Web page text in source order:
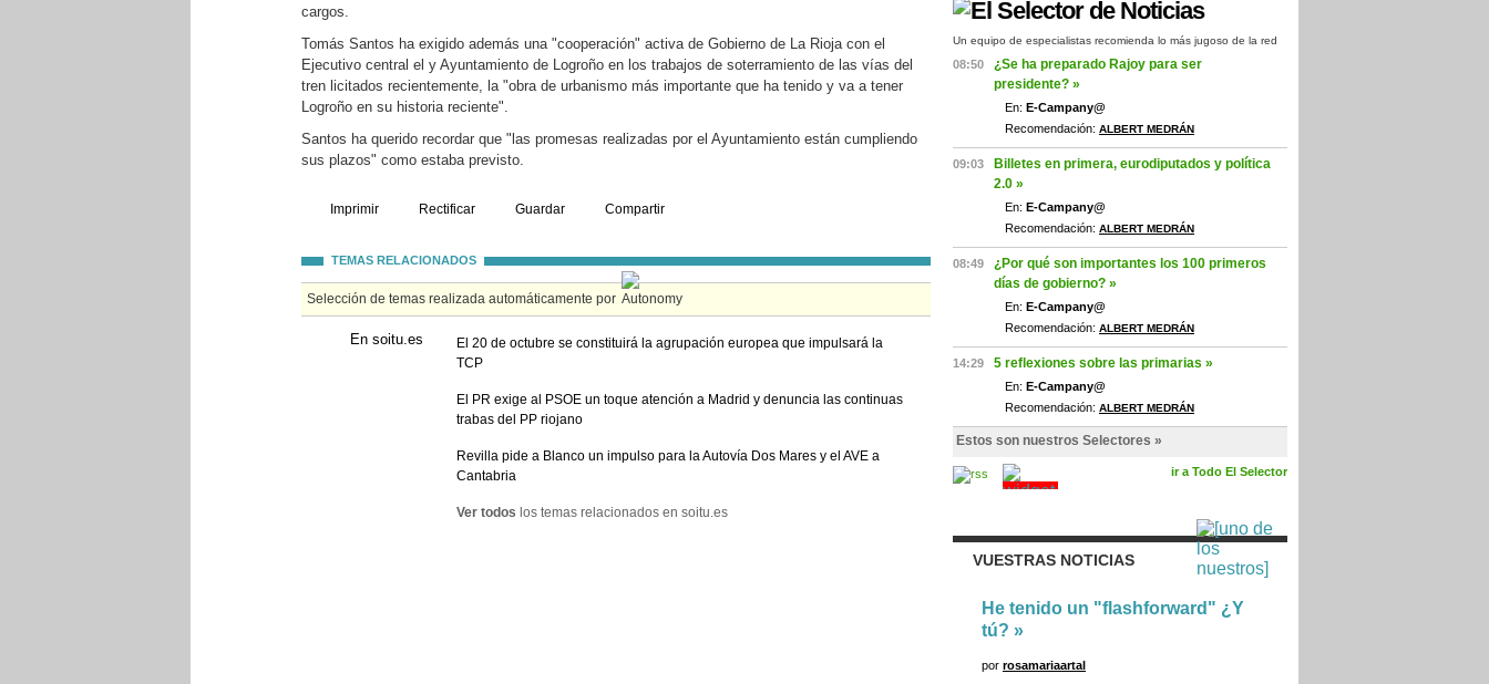
cargos.
Tomás Santos ha exigido además una "cooperación" activa de Gobierno de La Rioja con el
Ejecutivo central el y Ayuntamiento de Logroño en los trabajos de soterramiento de las vías del
tren licitados recientemente, la "obra de urbanismo más importante que ha tenido y va a tener
Logroño en su historia reciente".
Santos ha querido recordar que "las promesas realizadas por el Ayuntamiento están cumpliendo
sus plazos" como estaba previsto.
Imprimir Rectificar Guardar Compartir
TEMAS RELACIONADOS
Selección de temas realizada automáticamente por
En soitu.es
El 20 de octubre se constituirá la agrupación europea que impulsará la
TCP
El PR exige al PSOE un toque atención a Madrid y denuncia las continuas
trabas del PP riojano
Revilla pide a Blanco un impulso para la Autovía Dos Mares y el AVE a
Cantabria
Ver todos los temas relacionados en soitu.es
Un equipo de especialistas recomienda lo más jugoso de la red
08:50
¿Se ha preparado Rajoy para ser
presidente? »
En: E-Campany@
Recomendación: ALBERT MEDRÁN
09:03
Billetes en primera, eurodiputados y política
2.0 »
En: E-Campany@
Recomendación: ALBERT MEDRÁN
08:49
¿Por qué son importantes los 100 primeros
días de gobierno? »
En: E-Campany@
Recomendación: ALBERT MEDRÁN
14:29 5 reflexiones sobre las primarias »
En: E-Campany@
Recomendación: ALBERT MEDRÁN
Estos son nuestros Selectores »
ir a Todo El Selector
VUESTRAS NOTICIAS
He tenido un "flashforward" ¿Y
tú? »
por rosamariaartal